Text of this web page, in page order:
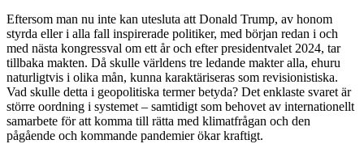
Eftersom man nu inte kan utesluta att Donald Trump, av honom
styrda eller i alla fall inspirerade politiker, med början redan i och
med nästa kongressval om ett år och efter presidentvalet 2024, tar
tillbaka makten. Då skulle världens tre ledande makter alla, ehuru
naturligtvis i olika mån, kunna karaktäriseras som revisionistiska.
Vad skulle detta i geopolitiska termer betyda? Det enklaste svaret är
större oordning i systemet – samtidigt som behovet av internationellt
samarbete för att komma till rätta med klimatfrågan och den
pågående och kommande pandemier ökar kraftigt.